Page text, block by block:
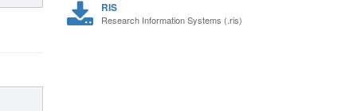
RIS
Research Information Systems (.ris)